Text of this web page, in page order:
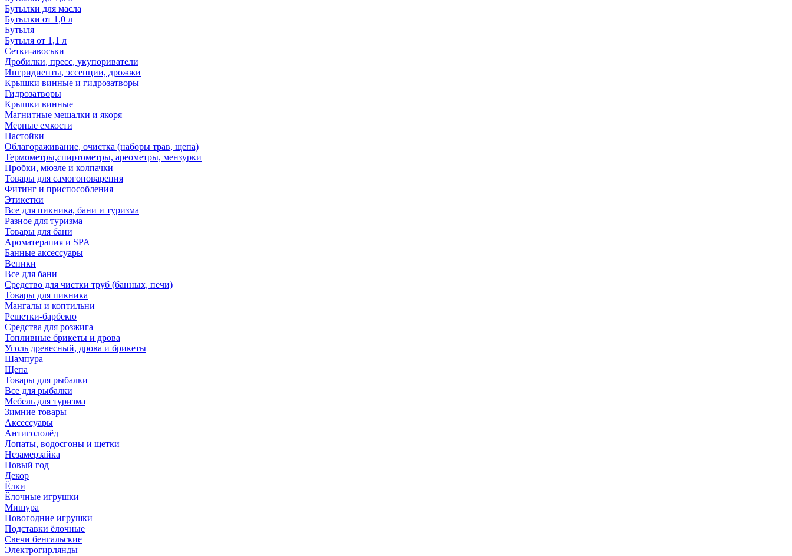
Бутылки для масла
Бутылки от 1,0 л
Бутыля
Бутыля от 1,1 л
Сетки-авоськи
Дробилки, пресс, укупориватели
Ингридиенты, эссенции, дрожжи
Крышки винные и гидрозатворы
Гидрозатворы
Крышки винные
Магнитные мешалки и якоря
Мерные емкости
Настойки
Облагораживание, очистка (наборы трав, щепа)
Термометры,спиртометры, ареометры, мензурки
Пробки, мюзле и колпачки
Товары для самогоноварения
Фитинг и приспособления
Этикетки
Все для пикника, бани и туризма
Разное для туризма
Товары для бани
Ароматерапия и SPA
Банные аксессуары
Веники
Все для бани
Средство для чистки труб (банных, печи)
Товары для пикника
Мангалы и коптильни
Решетки-барбекю
Средства для розжига
Топливные брикеты и дрова
Уголь древесный, дрова и брикеты
Шампура
Щепа
Товары для рыбалки
Все для рыбалки
Мебель для туризма
Зимние товары
Аксессуары
Антигололёд
Лопаты, водосгоны и щетки
Незамерзайка
Новый год
Декор
Ёлки
Ёлочные игрушки
Мишура
Новогодние игрушки
Подставки ёлочные
Свечи бенгальские
Электрогирлянды